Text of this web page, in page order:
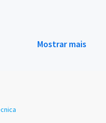
Mostrar mais